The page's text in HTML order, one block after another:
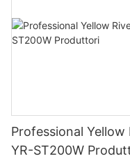
Professional
YR-ST200W